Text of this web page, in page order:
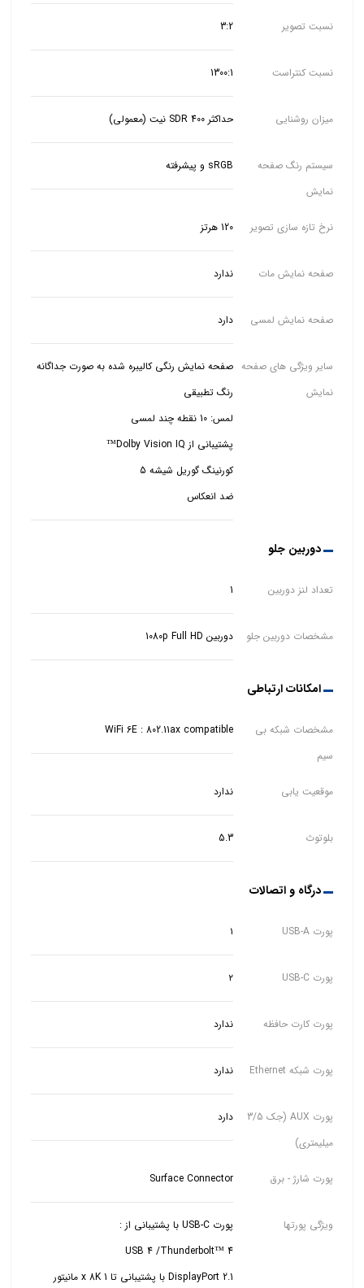
نسبت تصویر 3:2
نسبت کنتراست 1300:1
میزان روشنایی حداکثر SDR 400 نیت (معمولی)
سیستم رنگ صفحه
نمایش
sRGB و پیشرفته
نرخ تازه سازی تصویر 120 هرتز
صفحه نمایش مات ندارد
صفحه نمایش لمسی دارد
سایر ویژگی های صفحه
نمایش
صفحه نمایش رنگی کالیبره شده به صورت جداگانه
پشتیبانی از Dolby Vision IQ™
ضد انعکاس
دوربین جلو
تعداد لنز دوربین 1
مشخصات دوربین جلو دوربین 1080p Full HD
امکانات ارتباطی
مشخصات شبکه بی
سیم
WiFi 6E : 802.11ax compatible
موقعیت یابی ندارد
بلوتوث 5.3
درگاه و اتصالات
پورت USB-A ۱
پورت USB-C ۲
پورت کارت حافظه ندارد
پورت شبکه Ethernet ندارد
پورت AUX (جک 3/5
میلیمتری)
دارد
پورت شارژ - برق Surface Connector
ویژگی پورتها
USB 4 /Thunderbolt™ 4
DisplayPort 2.1 با پشتیبانی تا 1 x 8K مانیتور